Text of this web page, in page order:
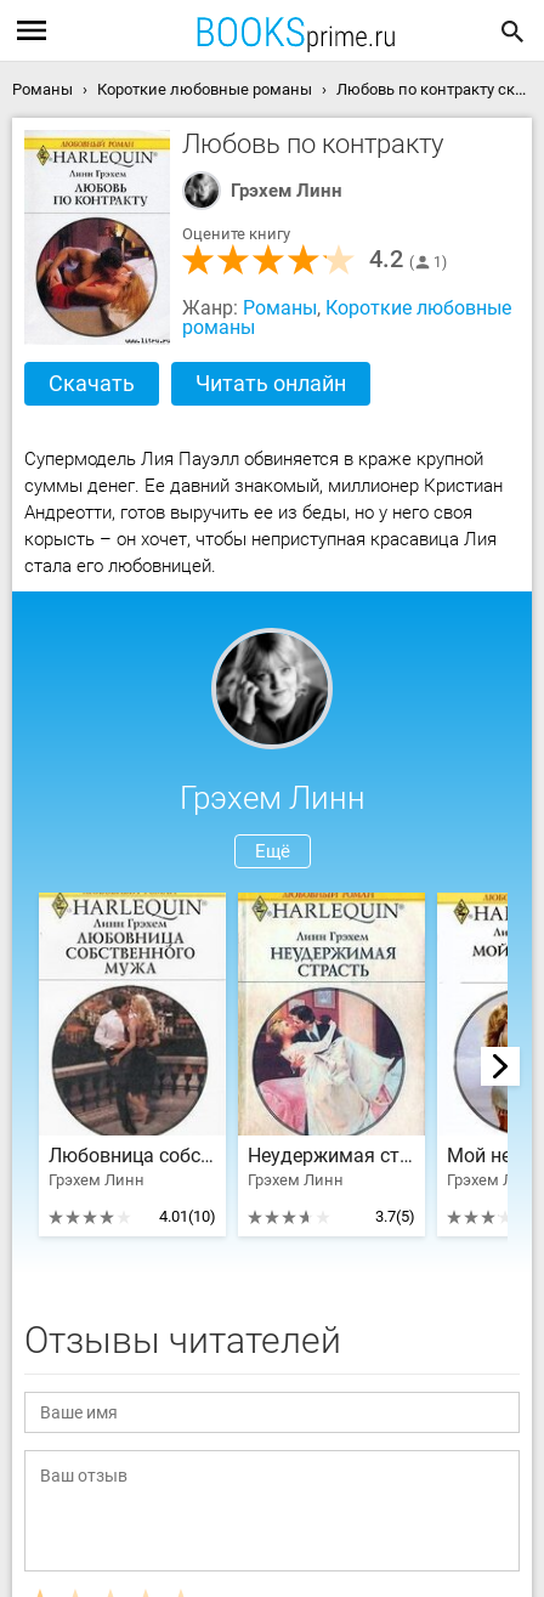
Романы Короткие любовные романы Любовь по контракту скачать книгу
Любовь по контракту
Грэхем Линн
Оцените книгу
4.2 1
Жанр: Романы, Короткие любовные
романы
Скачать Читать онлайн
Супермодель Лия Пауэлл обвиняется в краже крупной
суммы денег. Ее давний знакомый, миллионер Кристиан
Андреотти, готов выручить ее из беды, но у него своя
корысть – он хочет, чтобы неприступная красавица Лия
стала его любовницей.
Грэхем Линн
Ещё
Любовница собственного мужа
Грэхем Линн
4.01(10)
Неудержимая страсть
Грэхем Линн
3.7(5)
Мой
Грэхем Линн
Отзывы читателей